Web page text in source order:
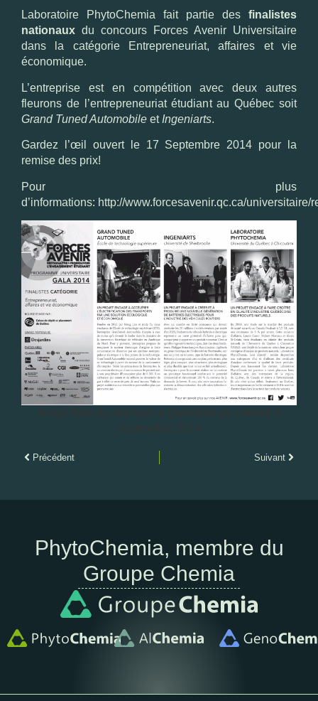
Laboratoire PhytoChemia fait partie des finalistes
nationaux du concours Forces Avenir Universitaire
dans la catégorie Entrepreneuriat, affaires et vie
économique.
L’entreprise est en compétition avec deux autres
fleurons de l’entrepreneuriat étudiant au Québec soit
Grand Tuned Automobile et Ingeniarts.
Gardez l’œil ouvert le 17 Septembre 2014 pour la
remise des prix!
Pour plus
d’informations: http://www.forcesavenir.qc.ca/
Précédent Suivant
PhytoChemia, membre du
Groupe Chemia